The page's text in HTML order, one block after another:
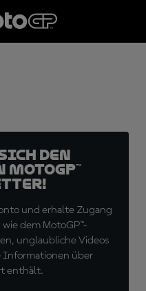
den
und erhalte Zugang
dem MotoGP™-
unglaubliche Videos
Informationen über
enthält.